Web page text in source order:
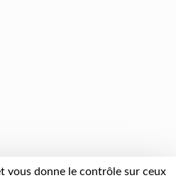
vous donne le contrôle sur ceux